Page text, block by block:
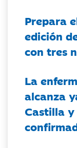
Prepara
edición
con tres
La
alcanza
Castilla